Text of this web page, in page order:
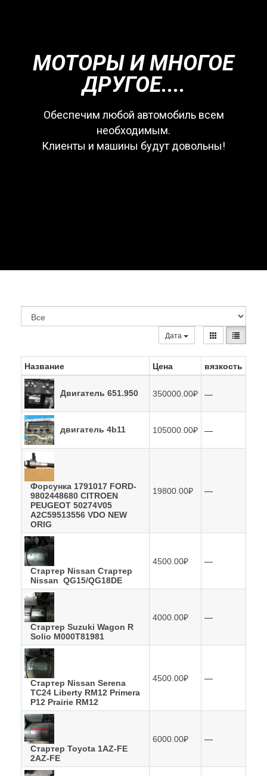
МОТОРЫ И МНОГОЕ
ДРУГОЕ....
Обеспечим любой автомобиль всем
необходимым.
Клиенты и машины будут довольны!
Дата
Название Цена вязкость
Двигатель 651.950 350000.00₽ —
двигатель 4b11 105000.00₽ —
Форсунка 1791017 FORD-
9802448680 CITROEN
PEUGEOT 50274V05
A2C59513556 VDO NEW
ORIG
19800.00₽ —
Стартер Nissan Стартер
Nissan QG15/QG18DE
4500.00₽ —
Стартер Suzuki Wagon R
Solio M000T81981
4000.00₽ —
Стартер Nissan Serena
TC24 Liberty RM12 Primera
P12 Prairie RM12
4500.00₽ —
Стартер Toyota 1AZ-FE
2AZ-FE
6000.00₽ —